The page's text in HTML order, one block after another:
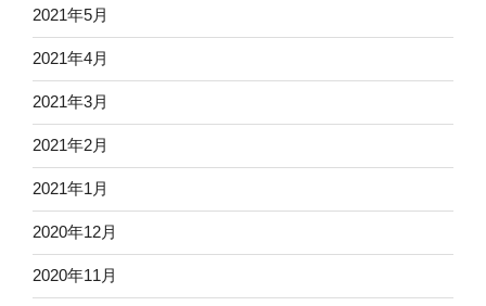
2021年5月
2021年4月
2021年3月
2021年2月
2021年1月
2020年12月
2020年11月